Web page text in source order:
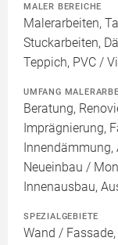
MALER BEREICHE
Malerarbeiten,
Stuckarbeiten,
Teppich, PVC /
UMFANG
Beratung,
Imprägnierung,
Innendämmung,
Neueinbau /
Innenausbau,
SPEZIALGEBIETE
Wand /